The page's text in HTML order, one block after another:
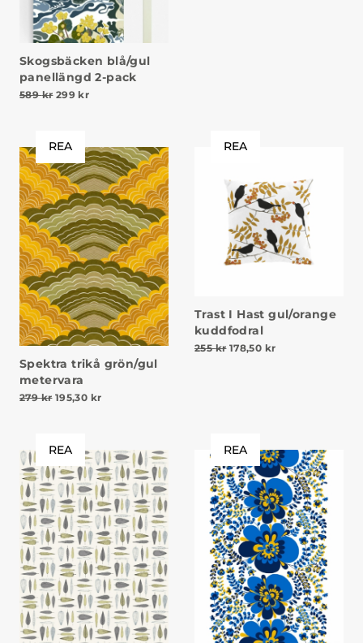
Skogsbäcken blå/gul
panellängd 2-pack
589kr Det ursprungliga priset var: 589 kr.
299 krDet nuvarande priset är: 299 kr.
REA
Spektra trikå grön/gul
metervara
279kr Det ursprungliga priset var: 279 kr.
195,30 krDet nuvarande priset är: 195,30 kr.
REA
Trast I Hast gul/orange
kuddfodral
255kr Det ursprungliga priset
178,50 krDet nuvarande
REA REA